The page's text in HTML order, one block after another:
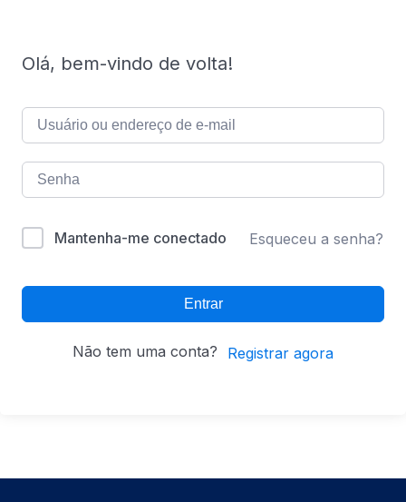
Olá, bem-vindo de volta!
Mantenha-me conectado Esqueceu a senha?
Entrar
Não tem uma conta? Registrar agora